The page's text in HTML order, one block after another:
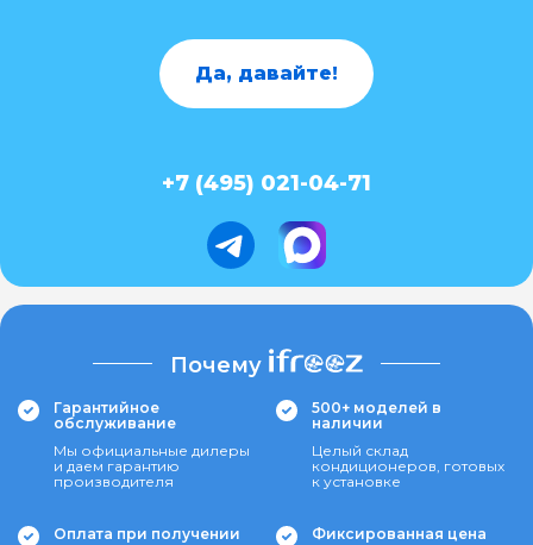
Да, давайте!
+7 (495) 021-04-71
Почему
Гарантийное
обслуживание
Мы официальные дилеры
и даем гарантию
производителя
500+ моделей в
наличии
Целый склад
кондиционеров, готовых
к установке
Оплата при получении Фиксированная цена